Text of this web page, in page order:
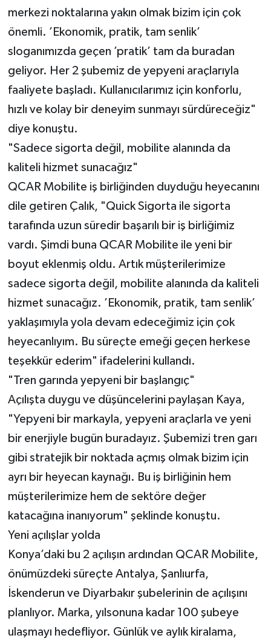
merkezi noktalarına yakın olmak bizim için çok
önemli. ’Ekonomik, pratik, tam senlik’
sloganımızda geçen ’pratik’ tam da buradan
geliyor. Her 2 şubemiz de yepyeni araçlarıyla
faaliyete başladı. Kullanıcılarımız için konforlu,
hızlı ve kolay bir deneyim sunmayı sürdüreceğiz"
diye konuştu.
"Sadece sigorta değil, mobilite alanında da
kaliteli hizmet sunacağız"
QCAR Mobilite iş birliğinden duyduğu heyecanını
dile getiren Çalık, "Quick Sigorta ile sigorta
tarafında uzun süredir başarılı bir iş birliğimiz
vardı. Şimdi buna QCAR Mobilite ile yeni bir
boyut eklenmiş oldu. Artık müşterilerimize
sadece sigorta değil, mobilite alanında da kaliteli
hizmet sunacağız. ’Ekonomik, pratik, tam senlik’
yaklaşımıyla yola devam edeceğimiz için çok
heyecanlıyım. Bu süreçte emeği geçen herkese
teşekkür ederim" ifadelerini kullandı.
"Tren garında yepyeni bir başlangıç"
Açılışta duygu ve düşüncelerini paylaşan Kaya,
"Yepyeni bir markayla, yepyeni araçlarla ve yeni
bir enerjiyle bugün buradayız. Şubemizi tren garı
gibi stratejik bir noktada açmış olmak bizim için
ayrı bir heyecan kaynağı. Bu iş birliğinin hem
müşterilerimize hem de sektöre değer
katacağına inanıyorum" şeklinde konuştu.
Yeni açılışlar yolda
Konya’daki bu 2 açılışın ardından QCAR Mobilite,
önümüzdeki süreçte Antalya, Şanlıurfa,
İskenderun ve Diyarbakır şubelerinin de açılışını
planlıyor. Marka, yılsonuna kadar 100 şubeye
ulaşmayı hedefliyor. Günlük ve aylık kiralama,